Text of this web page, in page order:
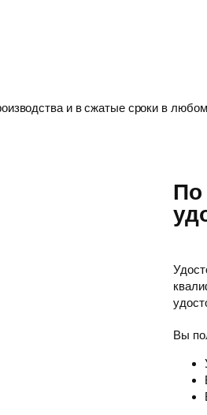
и в сжатые сроки в
По
Вы